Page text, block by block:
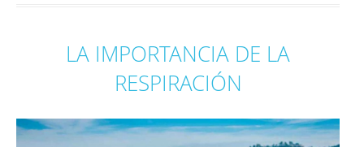
LA IMPORTANCIA DE LA
RESPIRACIÓN